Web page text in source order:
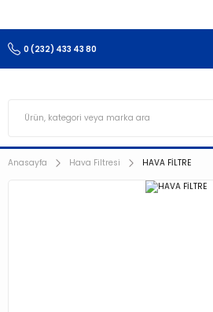
0 (232) 433 43 80
Anasayfa Hava Filtresi HAVA FİLTRE